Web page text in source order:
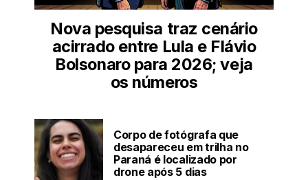
Nova pesquisa traz cenário
acirrado entre Lula e Flávio
Bolsonaro para 2026; veja
os números
Corpo de fotógrafa que
desapareceu em trilha no
Paraná é localizado por
drone após 5 dias